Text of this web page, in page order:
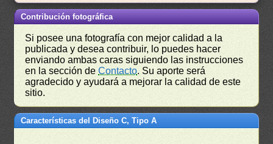
Contribución fotográfica
Si posee una fotografía con mejor calidad a la
publicada y desea contribuir, lo puedes hacer
enviando ambas caras siguiendo las instrucciones
en la sección deContacto. Su aporte será
agradecido y ayudará a mejorar la calidad de este
sitio.
Características del Diseño C, Tipo A